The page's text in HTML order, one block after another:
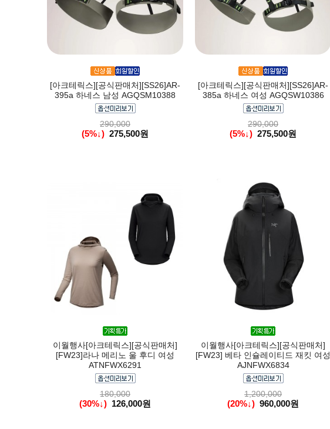
[아크테릭스][공식판매처][SS26]AR-
395a 하네스 남성 AGQSM10388
290,000
(5%↓) 275,500원
[아크테릭스][공식판매처][SS26]AR-
385a 하네스 여성 AGQSW10386
290,000
(5%↓) 275,500원
이월행사[아크테릭스][공식판매처]
[FW23]라나 메리노 울 후디 여성
ATNFWX6291
180,000
(30%↓) 126,000원
이월행사[아크테릭스][공식판매처]
[FW23] 베타 인슐레이티드 재킷 여성
AJNFWX6834
1,200,000
(20%↓) 960,000원